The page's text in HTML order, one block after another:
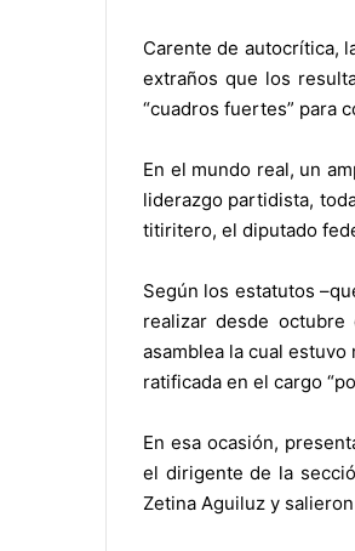
Carente de autocrítica,
extraños que los
“cuadros fuertes” para
En el mundo real, un
liderazgo partidista,
titiritero, el diputado
Según los estatutos
realizar desde
asamblea la cual
ratificada en el cargo
En esa ocasión,
el dirigente de la
Zetina Aguiluz y